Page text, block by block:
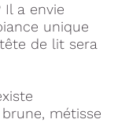
a envie
unique
de lit sera
métisse